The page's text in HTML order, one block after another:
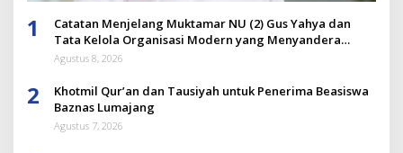
1
Catatan Menjelang Muktamar NU (2) Gus Yahya dan
Tata Kelola Organisasi Modern yang Menyandera
Dirinya
Agustus 8, 2026
2
Khotmil Qur’an dan Tausiyah untuk Penerima Beasiswa
Baznas Lumajang
Agustus 7, 2026